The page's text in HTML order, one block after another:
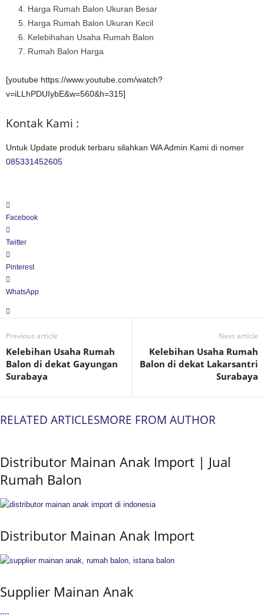
Harga Rumah Balon Ukuran Besar
Harga Rumah Balon Ukuran Kecil
Kelebihahan Usaha Rumah Balon
Rumah Balon Harga
[youtube https://www.youtube.com/watch?
v=iLLhPDUIybE&w=560&h=315]
Kontak Kami :
Untuk Update produk terbaru silahkan WA Admin Kami di nomer
085331452605
Facebook
Twitter
Pinterest
WhatsApp
Previous article
Kelebihan Usaha Rumah
Balon di dekat Gayungan
Surabaya
Next article
Kelebihan Usaha Rumah
Balon di dekat Lakarsantri
Surabaya
RELATED ARTICLESMORE FROM AUTHOR
Distributor Mainan Anak Import | Jual
Rumah Balon
Distributor Mainan Anak Import
Supplier Mainan Anak